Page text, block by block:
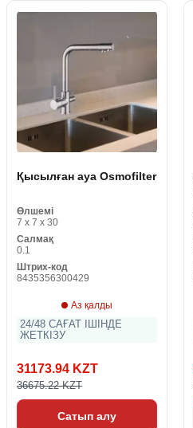
Қысылған ауа Osmofilter
Өлшемі
7 x 7 x 30
Салмақ
0.1
Штрих-код
8435356300429
Аз қалды
24/48 САҒАТ ІШІНДЕ
ЖЕТКІЗУ
31173.94 KZT
36675.22 KZT
Сатып алу